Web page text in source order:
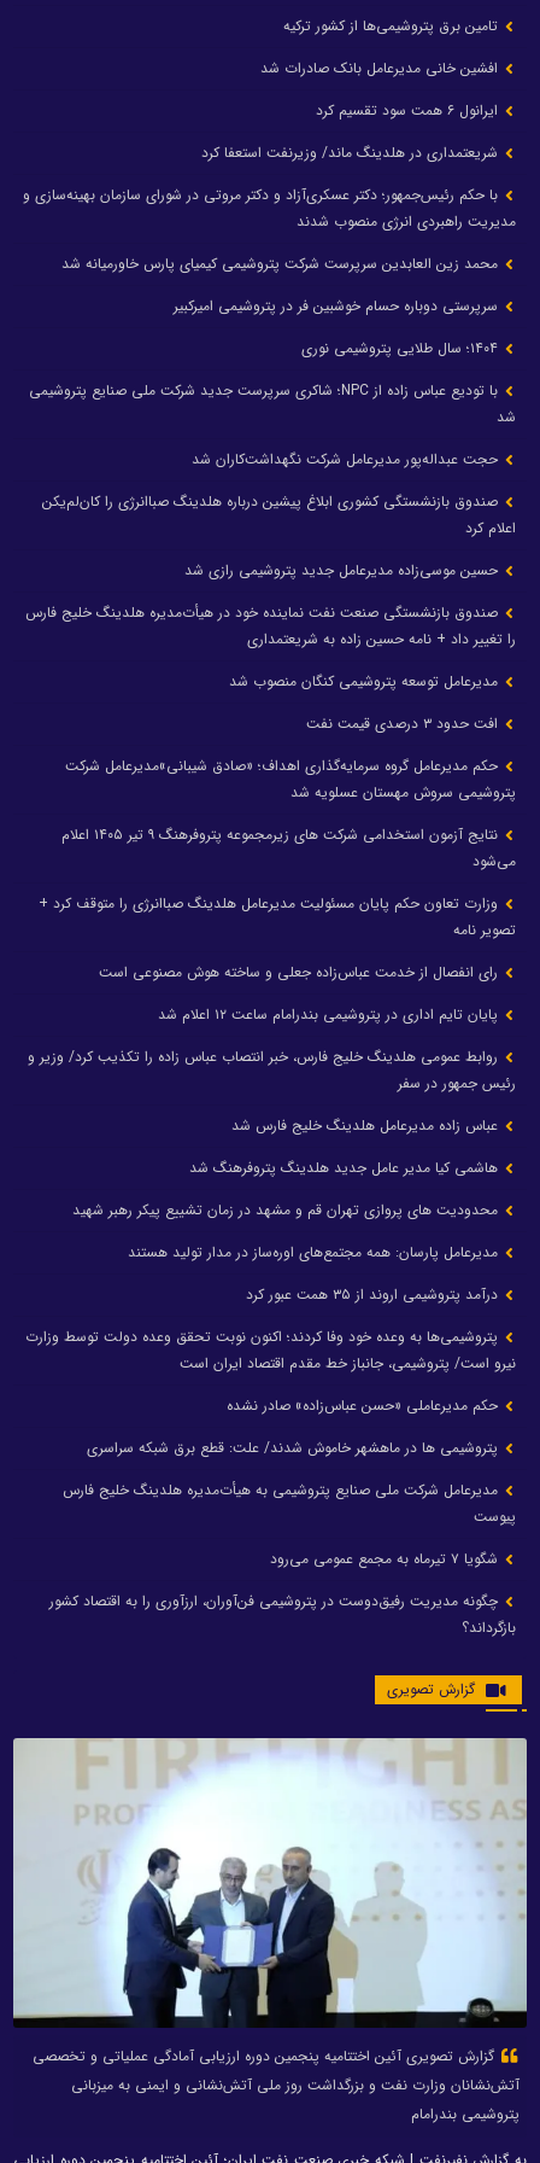
تامین برق پتروشیمی‌ها از کشور ترکیه
افشین خانی مدیرعامل بانک صادرات شد
ایرانول ۶ همت سود تقسیم کرد
شریعتمداری در هلدینگ ماند/ وزیرنفت استعفا کرد
با حکم رئیس‌جمهور؛ دکتر عسکری‌آزاد و دکتر مروتی در شورای سازمان بهینه‌سازی و
مدیریت راهبردی انرژی منصوب شدند
محمد زین العابدین سرپرست شرکت پتروشیمی کیمیای پارس خاورمیانه شد
سرپرستی دوباره حسام خوشبین فر در پتروشیمی امیرکبیر
با تودیع عباس زاده از NPC؛ شاکری سرپرست جدید شرکت ملی صنایع پتروشیمی
شد
حجت عبداله‌پور مدیرعامل شرکت نگهداشت‌کاران شد
صندوق بازنشستگی کشوری ابلاغ پیشین درباره هلدینگ صباانرژی را کان‌لم‌یکن
اعلام کرد
حسین موسی‌زاده مدیرعامل جدید پتروشیمی رازی شد
صندوق بازنشستگی صنعت نفت نماینده خود در هیأت‌مدیره هلدینگ خلیج فارس
را تغییر داد + نامه حسین زاده به شریعتمداری
مدیرعامل توسعه پتروشیمی کنگان منصوب شد
افت حدود ۳ درصدی قیمت نفت
حکم مدیرعامل گروه سرمایه‌گذاری اهداف؛ «صادق شیبانی»مدیرعامل شرکت
پتروشیمی سروش مهستان عسلویه شد
نتایج آزمون استخدامی شرکت های زیرمجموعه پتروفرهنگ ۹ تیر ۱۴۰۵ اعلام
می‌شود
وزارت تعاون حکم پایان مسئولیت مدیرعامل هلدینگ صباانرژی را متوقف کرد +
تصویر نامه
رای انفصال از خدمت عباس‌زاده جعلی و ساخته هوش مصنوعی است
پایان تایم اداری در پتروشیمی بندرامام ساعت ۱۲ اعلام شد
روابط عمومی هلدینگ خلیج فارس، خبر انتصاب عباس زاده را تکذیب کرد/ وزیر و
رئیس جمهور در سفر
عباس زاده مدیرعامل هلدینگ خلیج فارس شد
هاشمی کیا مدیر عامل جدید هلدینگ پتروفرهنگ شد
محدودیت های پروازی تهران قم و مشهد در زمان تشییع پیکر رهبر شهید
مدیرعامل پارسان: همه مجتمع‌های اوره‌ساز در مدار تولید هستند
درآمد پتروشیمی اروند از ۳۵ همت عبور کرد
پتروشیمی‌ها به وعده خود وفا کردند؛ اکنون نوبت تحقق وعده دولت توسط وزارت
نیرو است/ پتروشیمی، جانباز خط مقدم اقتصاد ایران است
حکم مدیرعاملی «حسن عباس‌زاده» صادر نشده
پتروشیمی ها در ماهشهر خاموش شدند/ علت: قطع برق شبکه سراسری
مدیرعامل شرکت ملی صنایع پتروشیمی به هیأت‌مدیره هلدینگ خلیج فارس
پیوست
شگویا ۷ تیرماه به مجمع عمومی می‌رود
چگونه مدیریت رفیق‌دوست در پتروشیمی فن‌آوران، ارزآوری را به اقتصاد کشور
بازگرداند؟
گزارش تصویری
گزارش تصویری آئین اختتامیه پنجمین دوره ارزیابی آمادگی عملیاتی و تخصصی
آتش‌نشانان وزارت نفت و بزرگداشت روز ملی آتش‌نشانی و ایمنی به میزبانی
پتروشیمی بندرامام